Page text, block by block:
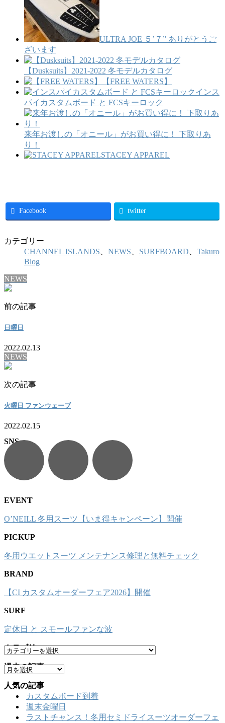
ULTRA JOE ５’７” ありがとうご
ざいます
【Dusksuits】2021-2022 冬モデルカタログ
【FREE WATERS】
インス
パイカスタムボード と FCSキーロック
来年お渡しの「オニール」がお買い得に！ 下取りあ
り！
STACEY APPAREL
Facebook twitter
カテゴリー
CHANNEL ISLANDS
NEWS SURFBOARD
Takuro
Blog
NEWS
前の記事
日曜日
2022.02.13
NEWS
次の記事
火曜日 ファンウェーブ
2022.02.15
SNS
EVENT
O’NEILL 冬用スーツ【いま得キャンペーン】開催
PICKUP
冬用ウエットスーツ メンテナンス修理と無料チェック
BRAND
【CI カスタムオーダーフェア2026】開催
SURF
定休日 と スモールファンな波
カテゴリー
カ
テ
ゴ
リ
ー
過去の記事
ア
ー
カ
人気の記事
カスタムボード到着
週末金曜日
ラストチャンス！冬用セミドライスーツオーダーフェ